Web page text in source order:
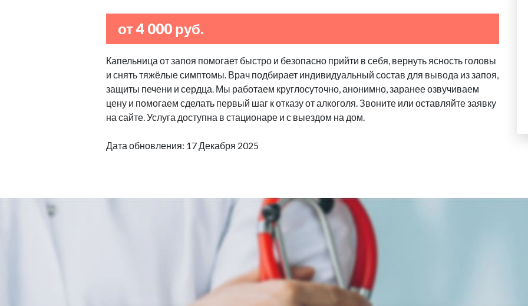
от 4 000 руб.
Капельница от запоя помогает быстро и безопасно прийти в себя, вернуть ясность головы
и снять тяжёлые симптомы. Врач подбирает индивидуальный состав для вывода из запоя,
защиты печени и сердца. Мы работаем круглосуточно, анонимно, заранее озвучиваем
цену и помогаем сделать первый шаг к отказу от алкоголя. Звоните или оставляйте заявку
на сайте. Услуга доступна в стационаре и с выездом на дом.
Дата обновления: 17 Декабря 2025